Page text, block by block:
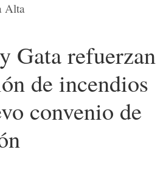
Alta
Gata refuerzan
de incendios
convenio de